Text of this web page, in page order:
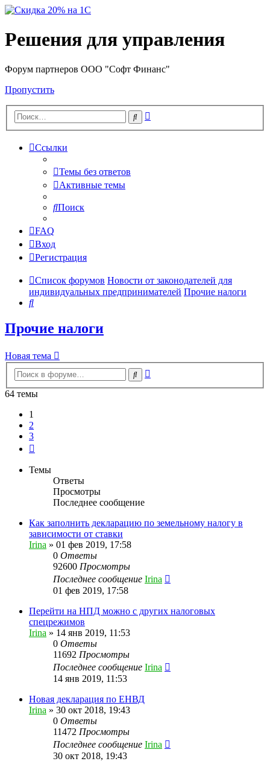
Решения для управления
Форум партнеров ООО "Софт Финанс"
Пропустить
Поиск
Ссылки
Темы без ответов
Активные темы
Поиск
FAQ
Вход
Регистрация
Список форумов Новости от законодателей для
индивидуальных предпринимателей Прочие налоги
Поиск
Прочие налоги
Новая тема
Поиск
64 темы
1
2
3
Темы
Ответы
Просмотры
Последнее сообщение
Как заполнить декларацию по земельному налогу в
зависимости от ставки
Irina » 01 фев 2019, 17:58
0 Ответы
92600 Просмотры
Последнее сообщение Irina
01 фев 2019, 17:58
Перейти на НПД можно с других налоговых
спецрежимов
Irina » 14 янв 2019, 11:53
0 Ответы
11692 Просмотры
Последнее сообщение Irina
14 янв 2019, 11:53
Новая декларация по ЕНВД
Irina » 30 окт 2018, 19:43
0 Ответы
11472 Просмотры
Последнее сообщение Irina
30 окт 2018, 19:43